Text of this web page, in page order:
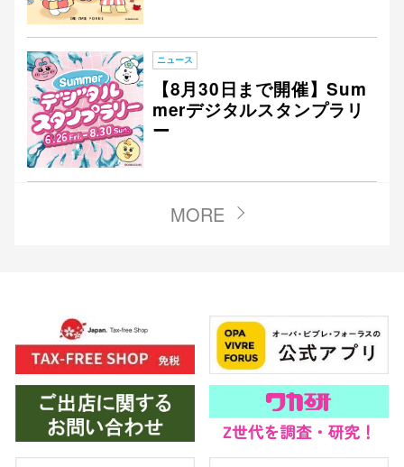
ニュース
【8月30日まで開催】Sum
merデジタルスタンプラリ
ー
MORE